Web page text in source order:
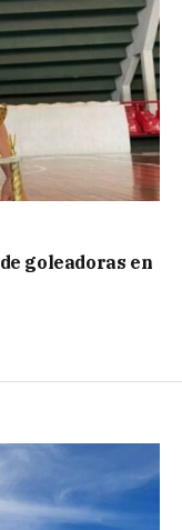
goleadoras en